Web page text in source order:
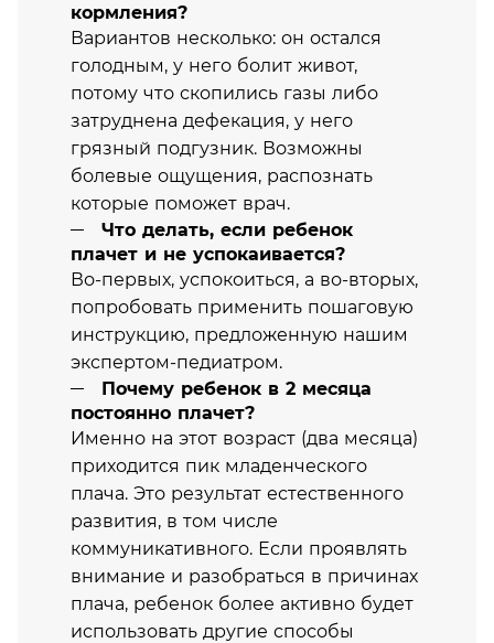
кормления?
Вариантов несколько: он остался
голодным, у него болит живот,
потому что скопились газы либо
затруднена дефекация, у него
грязный подгузник. Возможны
болевые ощущения, распознать
которые поможет врач.
Что делать, если ребенок
плачет и не успокаивается?
Во-первых, успокоиться, а во-вторых,
попробовать применить пошаговую
инструкцию, предложенную нашим
экспертом-педиатром.
Почему ребенок в 2 месяца
постоянно плачет?
Именно на этот возраст (два месяца)
приходится пик младенческого
плача. Это результат естественного
развития, в том числе
коммуникативного. Если проявлять
внимание и разобраться в причинах
плача, ребенок более активно будет
использовать другие способы